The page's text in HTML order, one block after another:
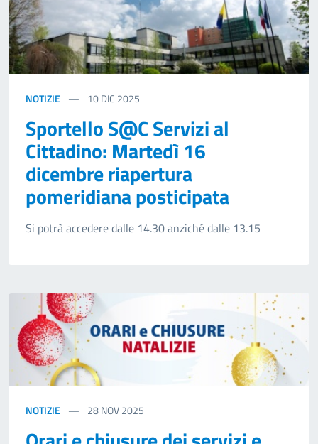
NOTIZIE 10DIC 2025
Sportello S@C Servizi al
Cittadino: Martedì 16
dicembre riapertura
pomeridiana posticipata
Si potrà accedere dalle 14.30 anziché dalle 13.15
NOTIZIE 28NOV 2025